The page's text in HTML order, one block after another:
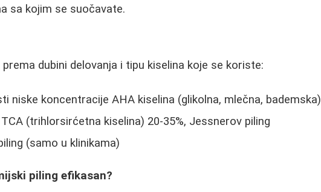
sa kojim se suočavate.
dubini delovanja i tipu kiselina koje se koriste:
niske koncentracije AHA kiselina (glikolna, mlečna, bademska)
(trihlorsirćetna kiselina) 20-35%, Jessnerov piling
(samo u klinikama)
piling efikasan?